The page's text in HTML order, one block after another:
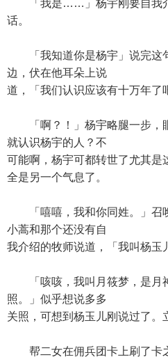
「我是……」杨宇刚要自我介
话。
「我知道你是杨宇」说完这
边，伏在他耳朵上说
道，「我们认识应该有十万年了
「啊？！」杨宇略腿一步，
就认识杨宇的人？不
可能啊，杨宇可都转世了尤其是
全是另一个气息了。
「嘻嘻，我和你同姓。」召唤
小蒿和那个还没有自
我介绍的牧师说道，「我叫杨玉
「咳咳，我叫月筱梦，是月
照。」似乎想说多多
关照，可想到杨玉儿刚说过了。
帮二女在佣兵团卡上刷了卡